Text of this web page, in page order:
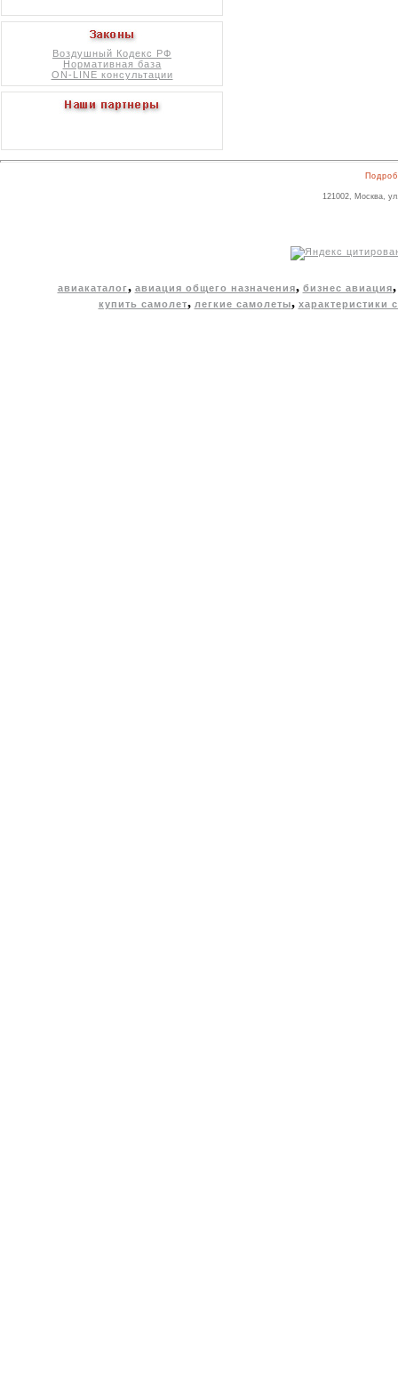
Воздушный Кодекс РФ
Нормативная база
ON-LINE консультации
121002, Москва,
авиакаталог, авиация общего назначения, бизнес авиация
купить самолет, легкие самолеты, характеристики